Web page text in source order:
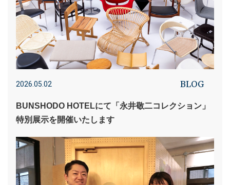
2026.05.02 BLOG
BUNSHODO HOTELにて「永井敬二コレクション」
特別展示を開催いたします